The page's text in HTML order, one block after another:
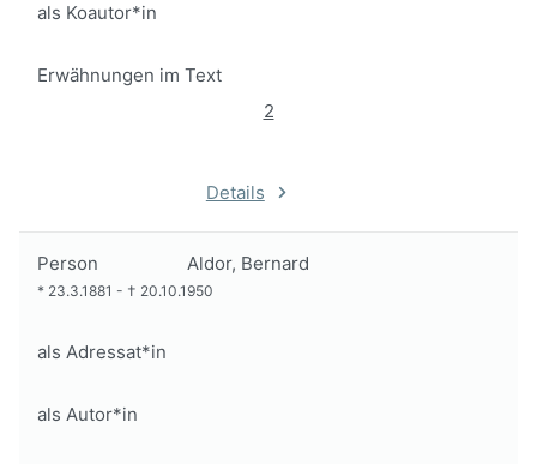
als Koautor*in
Erwähnungen im Text
2
Details
Person Aldor, Bernard
* 23.3.1881 - † 20.10.1950
als Adressat*in
als Autor*in